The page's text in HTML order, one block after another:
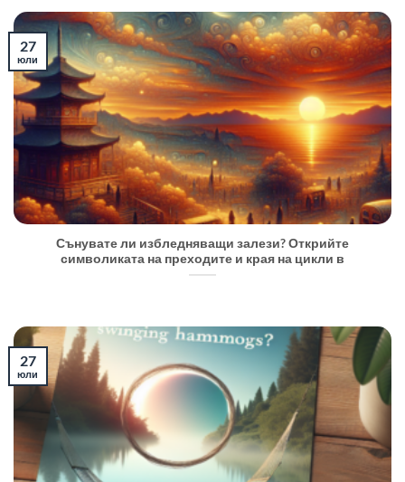
Сънувате ли избледняващи залези? Открийте
символиката на преходите и края на цикли в
27
юли
27
юли